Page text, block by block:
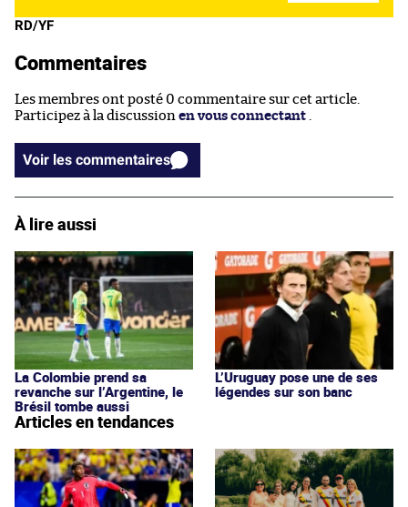
RD/YF
Commentaires
Les membres ont posté 0 commentaire sur cet article.
Participez à la discussion en vous connectant .
Voir les commentaires
À lire aussi
La Colombie prend sa
revanche sur l’Argentine, le
Brésil tombe aussi
L’Uruguay pose une de ses
légendes sur son banc
Articles en tendances